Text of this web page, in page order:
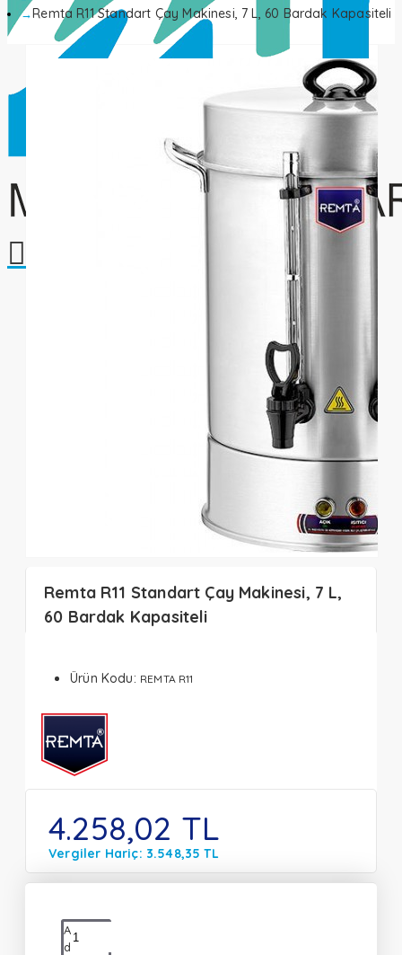
Remta R11 Standart Çay Makinesi, 7 L, 60 Bardak Kapasiteli
Remta R11 Standart Çay Makinesi, 7 L,
60 Bardak Kapasiteli
Ürün Kodu: REMTA R11
4.258,02 TL
Vergiler Hariç: 3.548,35 TL
A
d